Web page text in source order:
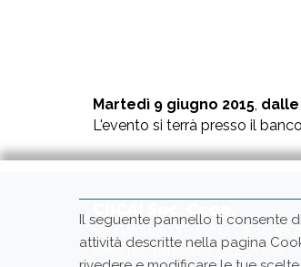
Martedì 9 giugno 2015, dalle
L'evento si terrà presso il
Via Gazzani, 13 - 40012 Calderara di
Reno loc. Bargellino (BOLOGNA)
Il seguente pannello ti consente
attività descritte nella pagina